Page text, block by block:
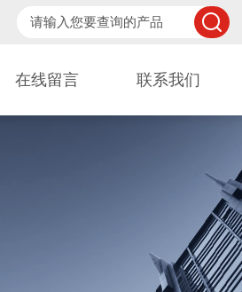
在线留言 联系我们